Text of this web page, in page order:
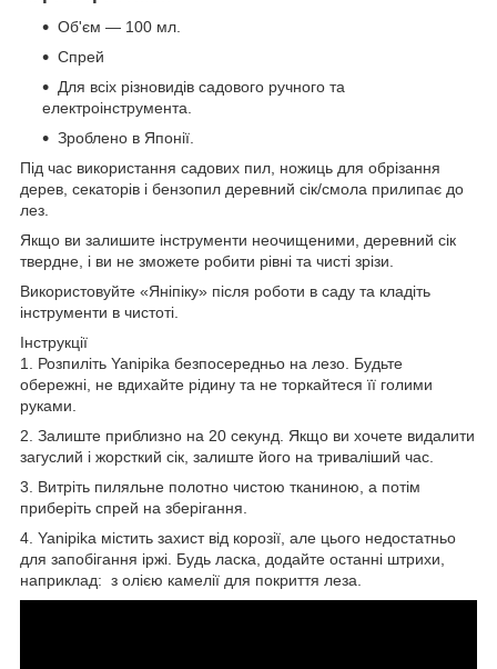
Об'єм — 100 мл.
Спрей
Для всіх різновидів садового ручного та
електроінструмента.
Зроблено в Японії.
Під час використання садових пил, ножиць для обрізання
дерев, секаторів і бензопил деревний сік/смола прилипає до
лез.
Якщо ви залишите інструменти неочищеними, деревний сік
твердне, і ви не зможете робити рівні та чисті зрізи.
Використовуйте «Яніпіку» після роботи в саду та кладіть
інструменти в чистоті.
Інструкції
1. Розпиліть Yanipika безпосередньо на лезо. Будьте
обережні, не вдихайте рідину та не торкайтеся її голими
руками.
2. Залиште приблизно на 20 секунд. Якщо ви хочете видалити
загуслий і жорсткий сік, залиште його на триваліший час.
3. Витріть пиляльне полотно чистою тканиною, а потім
приберіть спрей на зберігання.
4. Yanipika містить захист від корозії, але цього недостатньо
для запобігання іржі. Будь ласка, додайте останні штрихи,
наприклад: з олією камелії для покриття леза.